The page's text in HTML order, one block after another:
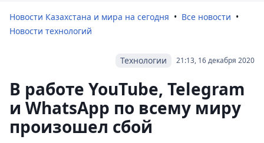
Новости Казахстана и мира на сегодня
Все новости
Новости технологий
21:13, 16 декабря 2020
Технологии
В работе YouTube, Telegram
и WhatsApp по всему миру
произошел сбой